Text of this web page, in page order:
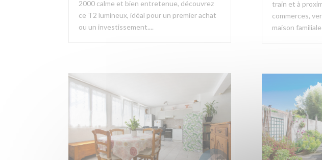
2000 calme et bien entretenue, découvrez
ce T2 lumineux, idéal pour un premier achat
ou un investissement....
train et à
commerces,
maison